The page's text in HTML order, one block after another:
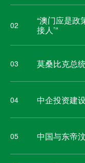
02
“澳门应是政
接人’”
03 莫桑比克总
04 中企投资建
05 中国与东帝